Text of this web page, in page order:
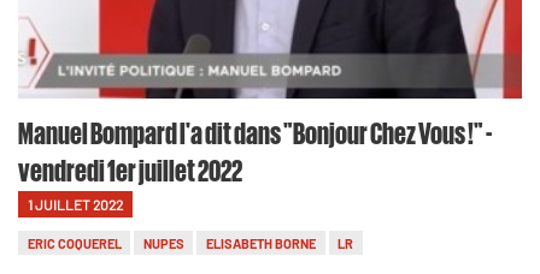
Manuel Bompard l'a dit dans "Bonjour Chez Vous !" -
vendredi 1er juillet 2022
1 JUILLET 2022
ERIC COQUEREL NUPES ELISABETH BORNE LR